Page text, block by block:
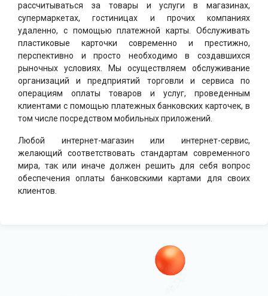
рассчитываться за товары и услуги в магазинах,
супермаркетах, гостиницах и прочих компаниях
удаленно, с помощью платежной карты. Обслуживать
пластиковые карточки современно и престижно,
перспективно и просто необходимо в создавшихся
рыночных условиях. Мы осуществляем обслуживание
организаций и предприятий торговли и сервиса по
операциям оплаты товаров и услуг, проведенным
клиентами с помощью платежных банковских карточек, в
том числе посредством мобильных приложений.
Любой интернет-магазин или интернет-сервис,
желающий соответствовать стандартам современного
мира, так или иначе должен решить для себя вопрос
обеспечения оплаты банковскими картами для своих
клиентов.